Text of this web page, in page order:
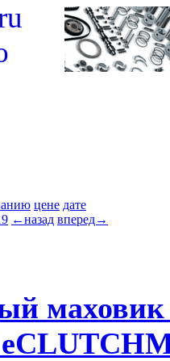
цене дате
←назад вперед→
маховик